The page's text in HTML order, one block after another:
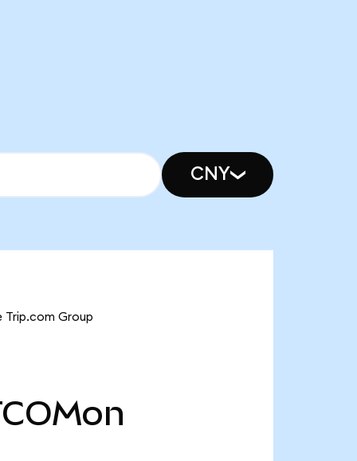
CNY
Trip.com Group